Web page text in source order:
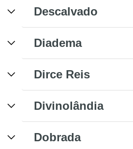
Descalvado
Diadema
Dirce Reis
Divinolândia
Dobrada